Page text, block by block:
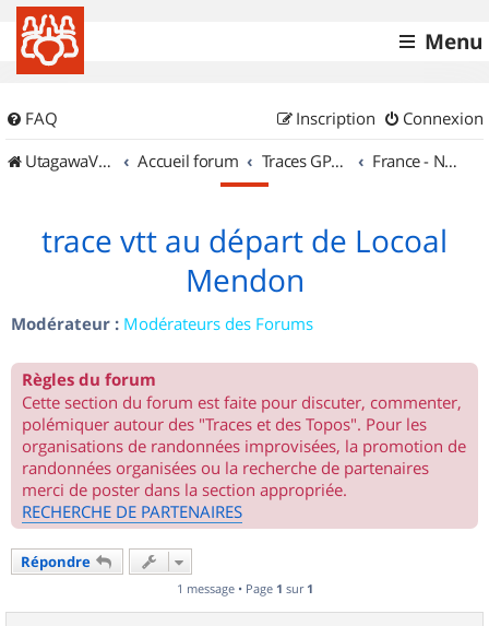
Menu
FAQ Connexion
Inscription
UtagawaVTT (Randos VTT et VTTAE avec traces GPS)
Accueil forum Traces GPS de randos VTT France - Nord Ouest
trace vtt au départ de Locoal
Mendon
Modérateur : Modérateurs des Forums
Règles du forum
Cette section du forum est faite pour discuter, commenter,
polémiquer autour des "Traces et des Topos". Pour les
organisations de randonnées improvisées, la promotion de
randonnées organisées ou la recherche de partenaires
merci de poster dans la section appropriée.
RECHERCHE DE PARTENAIRES
Répondre
1 message • Page 1 sur 1